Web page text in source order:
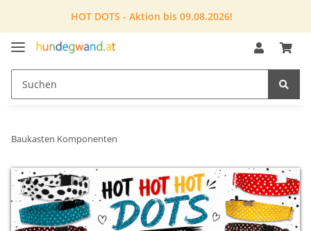
HOT DOTS - Aktion bis 09.08.2026!
Baukasten Komponenten